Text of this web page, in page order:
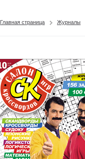
Главная страница Журналы